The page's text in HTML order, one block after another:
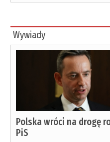
Wywiady
Polska wróci na drogę
PiS